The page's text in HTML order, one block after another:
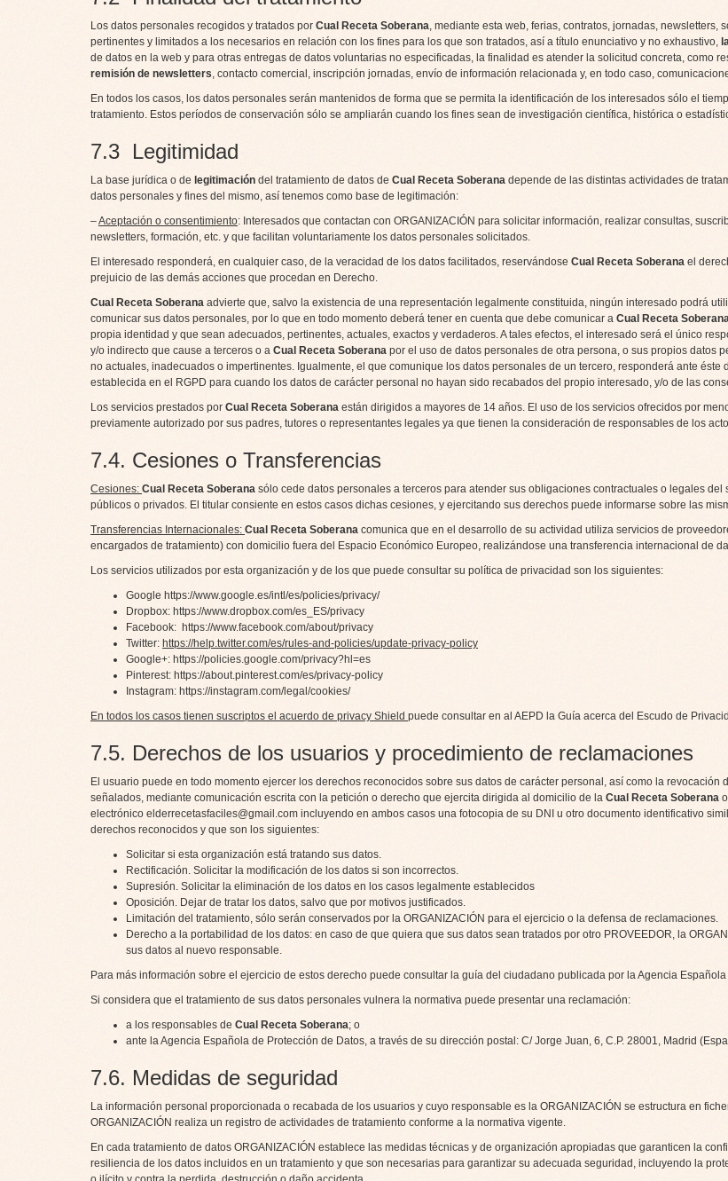
Los datos personales recogidos y tratados por Cual Receta Soberana, mediante esta web, ferias, contratos, jornadas, newsletters,
pertinentes y limitados a los necesarios en relación con los fines para los que son tratados, así a título enunciativo y no exhaustivo,
de datos en la web y para otras entregas de datos voluntarias no especificadas, la finalidad es atender la solicitud concreta, como
remisión de newsletters, contacto comercial, inscripción jornadas, envío de información relacionada y, en todo caso,
En todos los casos, los datos personales serán mantenidos de forma que se permita la identificación de los interesados sólo el
tratamiento. Estos períodos de conservación sólo se ampliarán cuando los fines sean de investigación científica, histórica o
7.3 Legitimidad
La base jurídica o de legitimación del tratamiento de datos de Cual Receta Soberana depende de las distintas actividades de
datos personales y fines del mismo, así tenemos como base de legitimación:
–Aceptación o consentimiento: Interesados que contactan con ORGANIZACIÓN para solicitar información, realizar consultas,
newsletters, formación, etc. y que facilitan voluntariamente los datos personales solicitados.
El interesado responderá, en cualquier caso, de la veracidad de los datos facilitados, reservándose Cual Receta Soberana el
prejuicio de las demás acciones que procedan en Derecho.
Cual Receta Soberana advierte que, salvo la existencia de una representación legalmente constituida, ningún interesado podrá
comunicar sus datos personales, por lo que en todo momento deberá tener en cuenta que debe comunicar a Cual Receta
propia identidad y que sean adecuados, pertinentes, actuales, exactos y verdaderos. A tales efectos, el interesado será el único
y/o indirecto que cause a terceros o a Cual Receta Soberana por el uso de datos personales de otra persona, o sus propios datos
no actuales, inadecuados o impertinentes. Igualmente, el que comunique los datos personales de un tercero, responderá ante éste
establecida en el RGPD para cuando los datos de carácter personal no hayan sido recabados del propio interesado, y/o de las
Los servicios prestados por Cual Receta Soberana están dirigidos a mayores de 14 años. El uso de los servicios ofrecidos por
previamente autorizado por sus padres, tutores o representantes legales ya que tienen la consideración de responsables de los
7.4. Cesiones o Transferencias
Cesiones: Cual Receta Soberana sólo cede datos personales a terceros para atender sus obligaciones contractuales o legales
públicos o privados. El titular consiente en estos casos dichas cesiones, y ejercitando sus derechos puede informarse sobre las
Transferencias Internacionales: Cual Receta Soberana comunica que en el desarrollo de su actividad utiliza servicios de
encargados de tratamiento) con domicilio fuera del Espacio Económico Europeo, realizándose una transferencia internacional de
Los servicios utilizados por esta organización y de los que puede consultar su política de privacidad son los siguientes:
Google https://www.google.es/intl/es/policies/privacy/
Dropbox: https://www.dropbox.com/es_ES/privacy
Facebook: https://www.facebook.com/about/privacy
Twitter: https://help.twitter.com/es/rules-and-policies/update-privacy-policy
Google+: https://policies.google.com/privacy?hl=es
Pinterest: https://about.pinterest.com/es/privacy-policy
Instagram: https://instagram.com/legal/cookies/
En todos los casos tienen suscriptos el acuerdo de privacy Shield puede consultar en al AEPD la Guía acerca del Escudo de
7.5. Derechos de los usuarios y procedimiento de reclamaciones
El usuario puede en todo momento ejercer los derechos reconocidos sobre sus datos de carácter personal, así como la revocación
señalados, mediante comunicación escrita con la petición o derecho que ejercita dirigida al domicilio de la Cual Receta Soberana
electrónico elderrecetasfaciles@gmail.com incluyendo en ambos casos una fotocopia de su DNI u otro documento identificativo
derechos reconocidos y que son los siguientes:
Solicitar si esta organización está tratando sus datos.
Rectificación. Solicitar la modificación de los datos si son incorrectos.
Supresión. Solicitar la eliminación de los datos en los casos legalmente establecidos
Oposición. Dejar de tratar los datos, salvo que por motivos justificados.
Limitación del tratamiento, sólo serán conservados por la ORGANIZACIÓN para el ejercicio o la defensa de reclamaciones.
Derecho a la portabilidad de los datos: en caso de que quiera que sus datos sean tratados por otro PROVEEDOR, la
sus datos al nuevo responsable.
Para más información sobre el ejercicio de estos derecho puede consultar la guía del ciudadano publicada por la Agencia
Si considera que el tratamiento de sus datos personales vulnera la normativa puede presentar una reclamación:
a los responsables de Cual Receta Soberana; o
ante laAgencia Española de Protección de Datos, a través de su dirección postal: C/ Jorge Juan, 6, C.P. 28001, Madrid
7.6. Medidas de seguridad
La información personal proporcionada o recabada de los usuarios y cuyo responsable es la ORGANIZACIÓN se estructura en
ORGANIZACIÓN realiza un registro de actividades de tratamiento conforme a la normativa vigente.
En cada tratamiento de datos ORGANIZACIÓN establece las medidas técnicas y de organización apropiadas que garanticen la
resiliencia de los datos incluidos en un tratamiento y que son necesarias para garantizar su adecuada seguridad, incluyendo la